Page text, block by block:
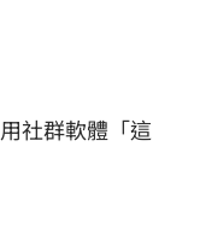
社群軟體「這